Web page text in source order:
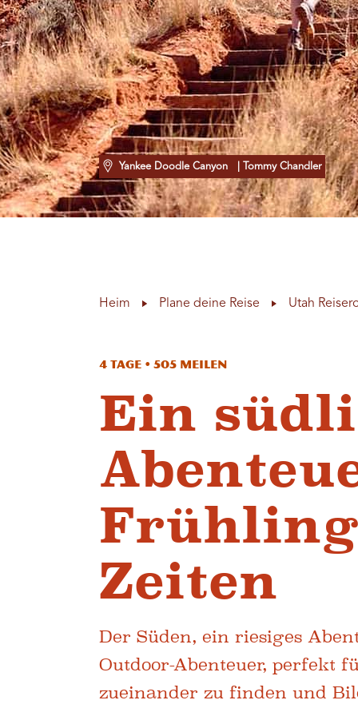
Yankee Doodle Canyon | Tommy Chandler
Heim Plane deine Reise Utah
4 Tage • 505 Meilen
Ein
Zeiten
Der Süden, ein riesiges
Outdoor-Abenteuer, perfekt
zueinander zu finden und